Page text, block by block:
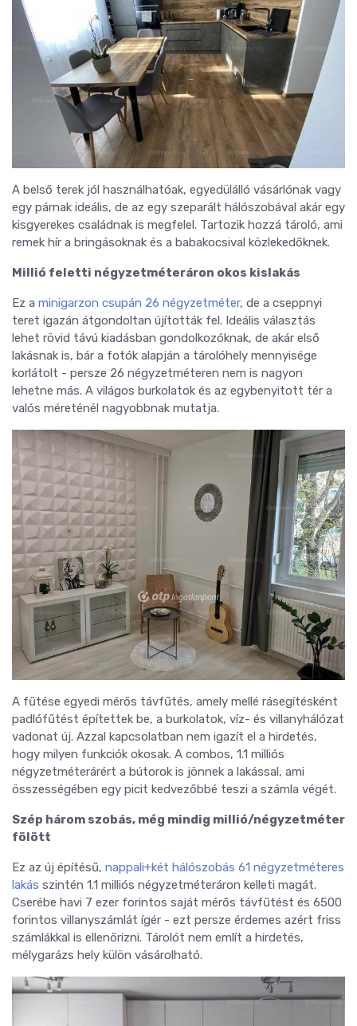
A belső terek jól használhatóak, egyedülálló vásárlónak vagy
egy párnak ideális, de az egy szeparált hálószobával akár egy
kisgyerekes családnak is megfelel. Tartozik hozzá tároló, ami
remek hír a bringásoknak és a babakocsival közlekedőknek.
Millió feletti négyzetméteráron okos kislakás
Ez a minigarzon csupán 26 négyzetméter, de a cseppnyi
teret igazán átgondoltan újították fel. Ideális választás
lehet rövid távú kiadásban gondolkozóknak, de akár első
lakásnak is, bár a fotók alapján a tárolóhely mennyisége
korlátolt - persze 26 négyzetméteren nem is nagyon
lehetne más. A világos burkolatok és az egybenyitott tér a
valós méreténél nagyobbnak mutatja.
A fűtése egyedi mérős távfűtés, amely mellé rásegítésként
padlófűtést építettek be, a burkolatok, víz- és villanyhálózat
vadonat új. Azzal kapcsolatban nem igazít el a hirdetés,
hogy milyen funkciók okosak. A combos, 1.1 milliós
négyzetméterárért a bútorok is jönnek a lakással, ami
összességében egy picit kedvezőbbé teszi a számla végét.
Szép három szobás, még mindig millió/négyzetméter
fölött
Ez az új építésű, nappali+két hálószobás 61 négyzetméteres
lakás szintén 1.1 milliós négyzetméteráron kelleti magát.
Cserébe havi 7 ezer forintos saját mérős távfűtést és 6500
forintos villanyszámlát ígér - ezt persze érdemes azért friss
számlákkal is ellenőrizni. Tárolót nem említ a hirdetés,
mélygarázs hely külön vásárolható.